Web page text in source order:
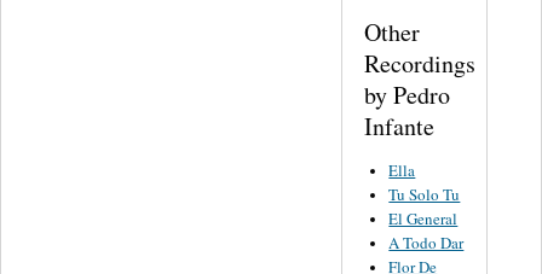
Other
Recordings
by Pedro
Infante
Ella
Tu Solo Tu
El General
A Todo Dar
Flor De